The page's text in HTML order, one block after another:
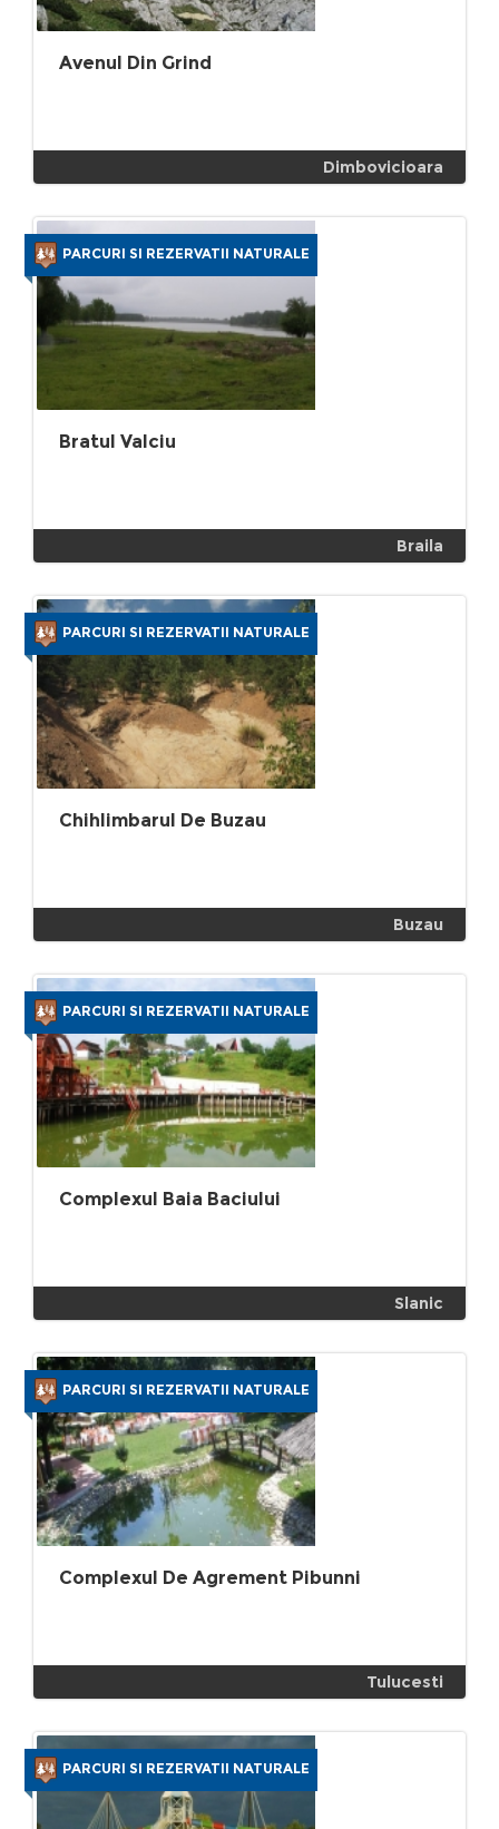
Avenul Din Grind
Dimbovicioara
PARCURI SI REZERVATII NATURALE
Bratul Valciu
Braila
PARCURI SI REZERVATII NATURALE
Chihlimbarul De Buzau
Buzau
PARCURI SI REZERVATII NATURALE
Complexul Baia Baciului
Slanic
PARCURI SI REZERVATII NATURALE
Complexul De Agrement Pibunni
Tulucesti
PARCURI SI REZERVATII NATURALE